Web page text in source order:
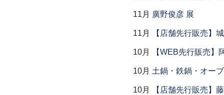
11月 廣野俊彦 展
11月 【店舗先行販売】
10月 【WEB先行販売】
10月 土鍋・鉄鍋・オー
10月 【店舗先行販売】